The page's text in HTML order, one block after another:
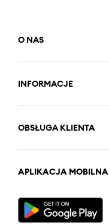
O NAS
INFORMACJE
OBSŁUGA KLIENTA
APLIKACJA MOBILNA